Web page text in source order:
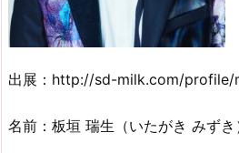
出展：http://sd-milk.com/profile/
名前：板垣 瑞生（いたがき みずき